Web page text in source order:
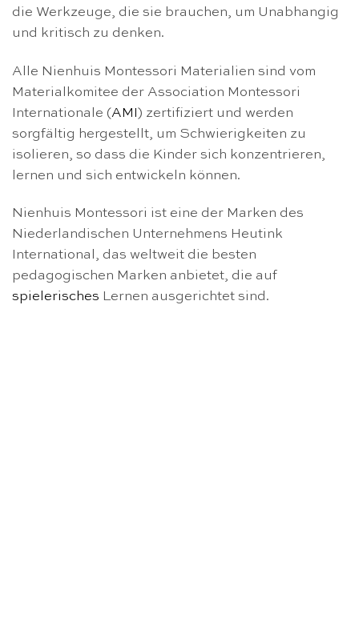
die Werkzeuge, die sie brauchen, um Unabhangig
und kritisch zu denken.
Alle Nienhuis Montessori Materialien sind vom
Materialkomitee der Association Montessori
Internationale (AMI ) zertifiziert und werden
sorgfältig hergestellt, um Schwierigkeiten zu
isolieren, so dass die Kinder sich konzentrieren,
lernen und sich entwickeln können.
Nienhuis Montessori ist eine der Marken des
Niederlandischen Unternehmens Heutink
International, das weltweit die besten
pedagogischen Marken anbietet, die auf
spielerisches Lernen ausgerichtet sind.